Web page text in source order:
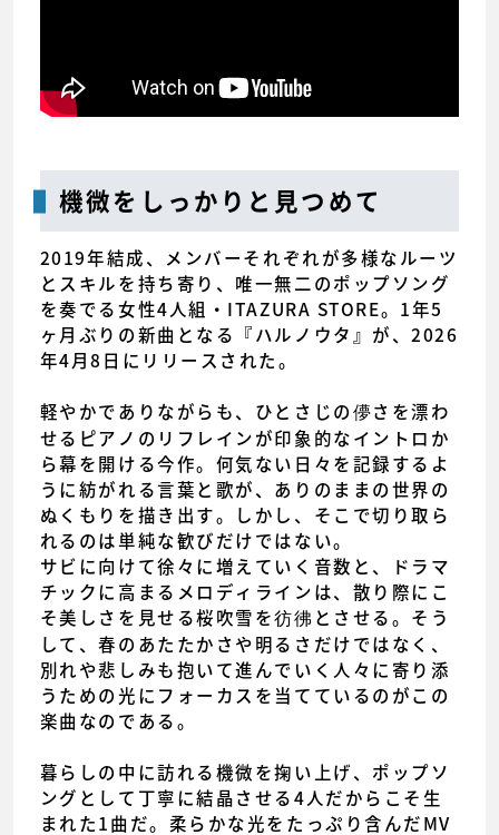
機微をしっかりと見つめて
2019年結成、メンバーそれぞれが多様なルーツ
とスキルを持ち寄り、唯一無二のポップソング
を奏でる女性4人組・ITAZURA STORE。1年5
ヶ月ぶりの新曲となる『ハルノウタ』が、2026
年4月8日にリリースされた。
軽やかでありながらも、ひとさじの儚さを漂わ
せるピアノのリフレインが印象的なイントロか
ら幕を開ける今作。何気ない日々を記録するよ
うに紡がれる言葉と歌が、ありのままの世界の
ぬくもりを描き出す。しかし、そこで切り取ら
れるのは単純な歓びだけではない。
サビに向けて徐々に増えていく音数と、ドラマ
チックに高まるメロディラインは、散り際にこ
そ美しさを見せる桜吹雪を彷彿とさせる。そう
して、春のあたたかさや明るさだけではなく、
別れや悲しみも抱いて進んでいく人々に寄り添
うための光にフォーカスを当てているのがこの
楽曲なのである。
暮らしの中に訪れる機微を掬い上げ、ポップソ
ングとして丁寧に結晶させる4人だからこそ生
まれた1曲だ。柔らかな光をたっぷり含んだMV